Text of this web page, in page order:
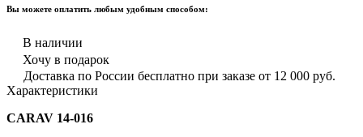
Вы можете оплатить любым удобным способом:
В наличии
Хочу в подарок
Доставка по России бесплатно при заказе от 12 000 руб.
Характеристики
CARAV 14-016